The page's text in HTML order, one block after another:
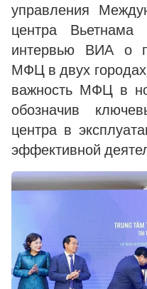
управления
центра
интервью ВИА о
МФЦ в двух
важность МФЦ в
обозначив
центра в
эффективной